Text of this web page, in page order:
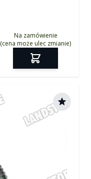
Na zamówienie
(cena może ulec zmianie)